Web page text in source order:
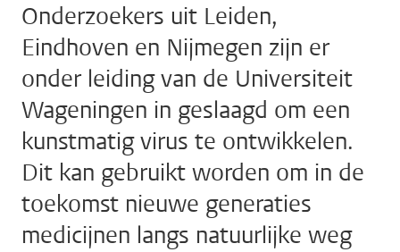
Onderzoekers uit Leiden,
Eindhoven en Nijmegen zijn er
onder leiding van de Universiteit
Wageningen in geslaagd om een
kunstmatig virus te ontwikkelen.
Dit kan gebruikt worden om in de
toekomst nieuwe generaties
medicijnen langs natuurlijke weg